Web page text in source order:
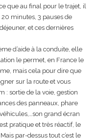
que au final pour le trajet, il
minutes, 3 pauses de
et ces dernières
d’aide à la conduite, elle
le permet, en France le
mais cela pour dire que
sur la route et vous
: sortie de la voie, gestion
des panneaux, phare
grand écran
pratique et très réactif, le
par-dessus tout c’est le